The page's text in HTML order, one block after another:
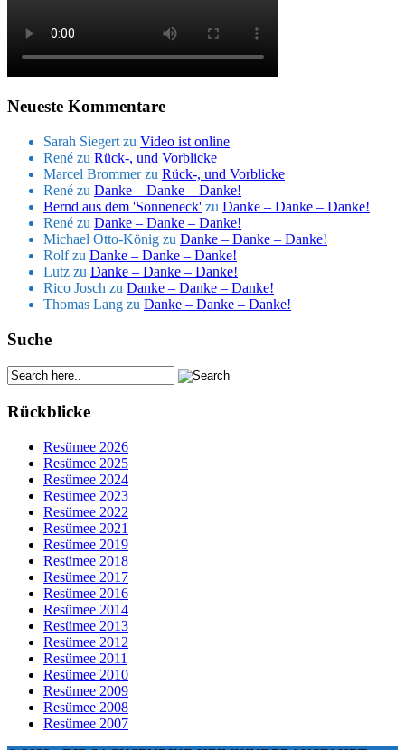
Neueste Kommentare
Sarah Siegert zu Video ist online
René zu Rück-, und Vorblicke
Marcel Brommerzu Rück-, und Vorblicke
René zu Danke – Danke – Danke!
Bernd aus dem 'Sonneneck' zu Danke – Danke – Danke!
René zu Danke – Danke – Danke!
Michael Otto-König zu Danke – Danke – Danke!
Rolfzu Danke – Danke – Danke!
Lutz zu Danke – Danke – Danke!
Rico Josch zu Danke – Danke – Danke!
Thomas Lang zu Danke – Danke – Danke!
Suche
Rückblicke
Resümee 2026
Resümee 2025
Resümee 2024
Resümee 2023
Resümee 2022
Resümee 2021
Resümee 2019
Resümee 2018
Resümee 2017
Resümee 2016
Resümee 2014
Resümee 2013
Resümee 2012
Resümee 2011
Resümee 2010
Resümee 2009
Resümee 2008
Resümee 2007